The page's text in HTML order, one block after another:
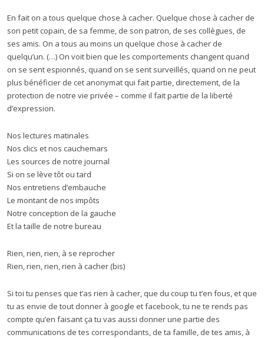
En fait on a tous quelque chose à cacher. Quelque chose à cacher de
son petit copain, de sa femme, de son patron, de ses collègues, de
ses amis. On a tous au moins un quelque chose à cacher de
quelqu’un. (…) On voit bien que les comportements changent quand
on se sent espionnés, quand on se sent surveillés, quand on ne peut
plus bénéficier de cet anonymat qui fait partie, directement, de la
protection de notre vie privée – comme il fait partie de la liberté
d’expression.
Nos lectures matinales
Nos clics et nos cauchemars
Les sources de notre journal
Si on se lève tôt ou tard
Nos entretiens d’embauche
Le montant de nos impôts
Notre conception de la gauche
Et la taille de notre bureau
Rien, rien, rien, à se reprocher
Rien, rien, rien, rien à cacher (bis)
Si toi tu penses que t’as rien à cacher, que du coup tu t’en fous, et que
tu as envie de tout donner à google et facebook, tu ne te rends pas
compte qu’en faisant ça tu vas aussi donner une partie des
communications de tes correspondants, de ta famille, de tes amis, à